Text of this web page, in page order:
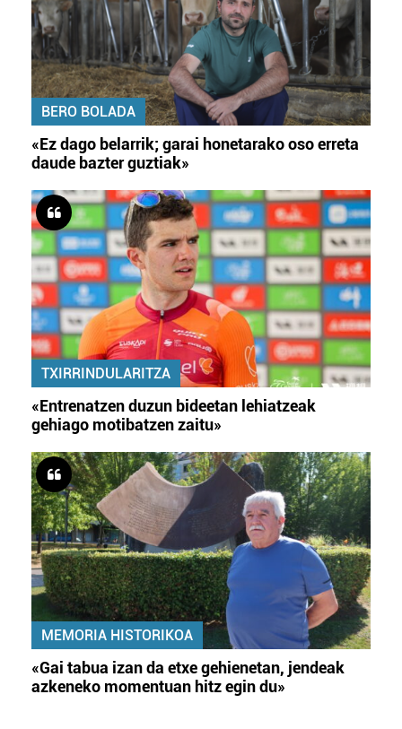
BERO BOLADA
«Ez dago belarrik; garai honetarako oso erreta
daude bazter guztiak»
TXIRRINDULARITZA
«Entrenatzen duzun bideetan lehiatzeak
gehiago motibatzen zaitu»
MEMORIA HISTORIKOA
«Gai tabua izan da etxe gehienetan, jendeak
azkeneko momentuan hitz egin du»